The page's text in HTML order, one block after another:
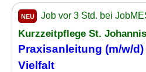
NEU Job vor 3 Std. bei
Kurzzeitpflege St.
Praxisanleitung (m/w/
Vielfalt